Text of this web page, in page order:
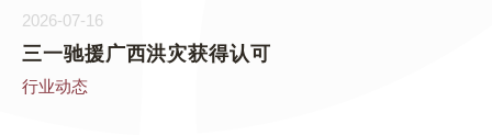
2026-07-16
三一驰援广西洪灾获得认可
行业动态